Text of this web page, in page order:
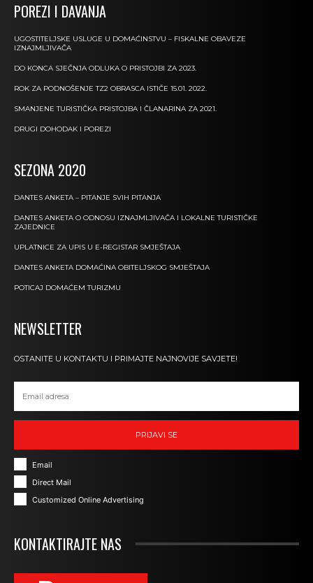
POREZI I DAVANJA
UGOSTITELJSKE USLUGE U DOMAĆINSTVU – FISKALNE OBAVEZE
IZNAJMLJIVAČA
DO KONCA SJEČNJA ODLUKA O PRISTOJBI ZA 2023.
ROK ZA PODNOŠENJE TZ2 OBRASCA ISTIČE 15.01. 2022.
SMANJENE TURISTIČKA PRISTOJBA I ČLANARINA ZA 2021.
DRUGI DOHODAK I POREZI
SEZONA 2020
DANTES ANKETA – PITANJE SVIH PITANJA
DANTES ANKETA O ODNOSU IZNAJMLJIVAČA I LOKALNE TURISTIČKE
ZAJEDNICE
UPLATNICE ZA UPIS U E-REGISTAR SMJEŠTAJA
DANTES ANKETA DOMAĆINA OBITELJSKOG SMJEŠTAJA
POTICAJ DOMAĆEM TURIZMU
NEWSLETTER
OSTANITE U KONTAKTU I PRIMAJTE NAJNOVIJE SAVJETE!
PRIJAVI SE
Email
Direct Mail
Customized Online Advertising
KONTAKTIRAJTE NAS